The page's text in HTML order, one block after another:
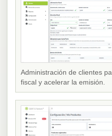
Administración de clientes
fiscal y acelerar la emisión.